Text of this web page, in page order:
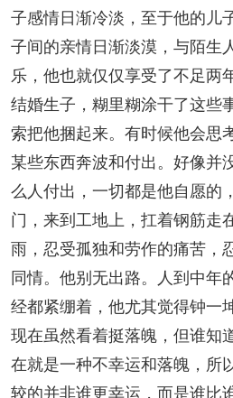
子感情日渐冷淡，至于他的儿
子间的亲情日渐淡漠，与陌生
乐，他也就仅仅享受了不足两
结婚生子，糊里糊涂干了这些
索把他捆起来。有时候他会思
某些东西奔波和付出。好像并
么人付出，一切都是他自愿的
门，来到工地上，扛着钢筋走
雨，忍受孤独和劳作的痛苦，
同情。他别无出路。人到中年
经都紧绷着，他尤其觉得钟一
现在虽然看着挺落魄，但谁知
在就是一种不幸运和落魄，所
较的并非谁更幸运，而是谁比